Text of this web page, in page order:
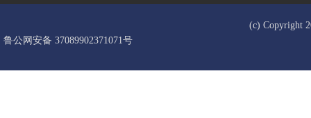
(c) Copyright
鲁公网安备 37089902371071号